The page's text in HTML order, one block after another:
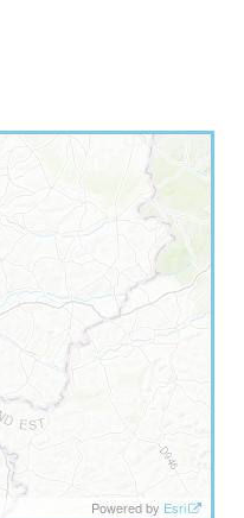
Powered by Esri